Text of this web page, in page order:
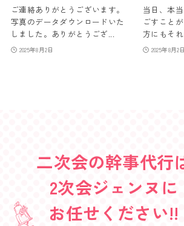
ご連絡ありがとうございます。
写真のデータダウンロードいた
しました。ありがとうござ...
2025年8月2日
当日、本
ごすこと
方にもそ
2025年8月2日
二次会の幹事代行
2次会ジェンヌに
お任せください!!